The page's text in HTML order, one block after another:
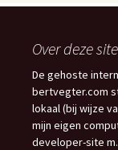
Over deze site
De gehoste
bertvegter.com
lokaal (bij wijze
mijn eigen
developer-site